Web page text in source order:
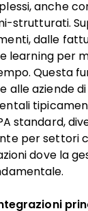
anche
strutturati.
dalle
learning per
Questa
alle aziende
standard,
per settori
dove la